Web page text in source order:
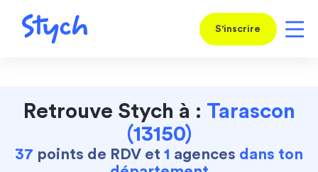
S'inscrire
Retrouve Stych à : Tarascon
(13150)
37 points de RDV et 1 agences dans ton